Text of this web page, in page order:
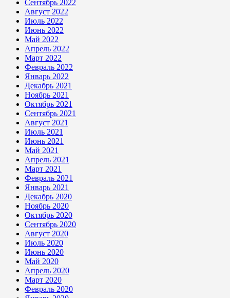
Сентябрь 2022
Август 2022
Июль 2022
Июнь 2022
Май 2022
Апрель 2022
Март 2022
Февраль 2022
Январь 2022
Декабрь 2021
Ноябрь 2021
Октябрь 2021
Сентябрь 2021
Август 2021
Июль 2021
Июнь 2021
Май 2021
Апрель 2021
Март 2021
Февраль 2021
Январь 2021
Декабрь 2020
Ноябрь 2020
Октябрь 2020
Сентябрь 2020
Август 2020
Июль 2020
Июнь 2020
Май 2020
Апрель 2020
Март 2020
Февраль 2020